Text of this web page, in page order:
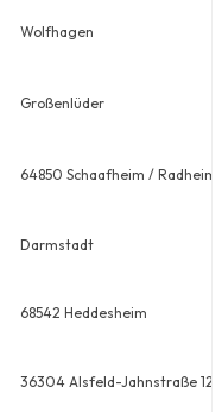
Wolfhagen
Großenlüder
64850 Schaafheim /
Darmstadt
68542 Heddesheim
36304 Alsfeld-Jahnstraße 12